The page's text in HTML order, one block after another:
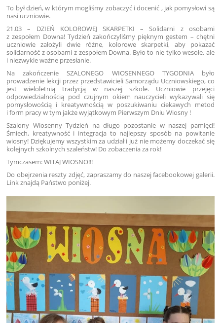
To był dzień, w którym mogliśmy zobaczyć i docenić , jak pomysłowi są
nasi uczniowie.
21.03 – DZIEŃ KOLOROWEJ SKARPETKI – Solidarni z osobami
z zespołem Downa! Tydzień zakończyliśmy pięknym gestem – chętni
uczniowie założyli dwie różne, kolorowe skarpetki, aby pokazać
solidarność z osobami z zespołem Downa. Było to nie tylko wesołe, ale
i niezwykle ważne przesłanie.
Na zakończenie SZALONEGO WIOSENNEGO TYGODNIA było
prowadzenie lekcji przez przedstawicieli Samorządu Uczniowskiego, co
jest wieloletnią tradycją w naszej szkole. Uczniowie przejęci
odpowiedzialnością pod czujnym okiem nauczycieli wykazywali się
pomysłowością i kreatywnością w poszukiwaniu ciekawych metod
i form pracy w tym jakże wyjątkowym Pierwszym Dniu Wiosny !
Szalony Wiosenny Tydzień na długo pozostanie w naszej pamięci!
Śmiech, kreatywność i integracja to najlepszy sposób na powitanie
wiosny! Dziękujemy wszystkim za udział i już nie możemy doczekać się
kolejnych szkolnych szaleństw! Do zobaczenia za rok!
Tymczasem: WITAJ WIOSNO!!!
Do obejrzenia reszty zdjęć, zapraszamy do naszej facebookowej galerii.
Link znajdą Państwo poniżej.